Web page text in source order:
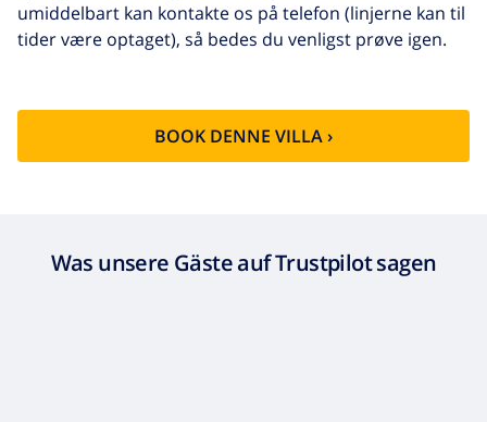
Ekstra
sengetøj
17,59 US$ per person , skal betales
ved ankomsten
håndklæder
ved ankomsten
113,75 US$
fond:
umiddelbart kan kontakte os på telefon (linjerne kan til
tider være optaget), så bedes du venligst prøve igen.
BOOK DENNE VILLA ›
Was unsere Gäste auf Trustpilot sagen